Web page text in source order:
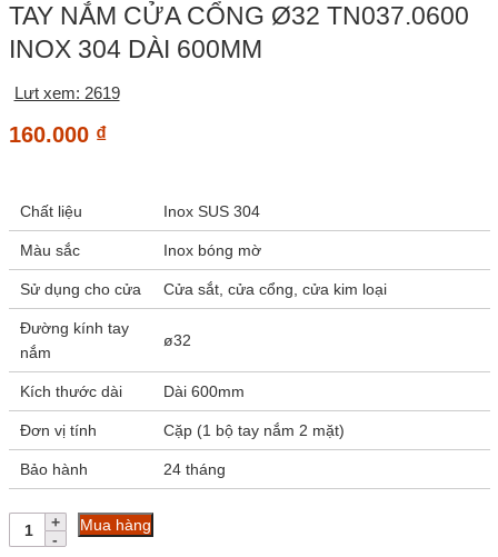
TAY NẮM CỬA CỔNG Ø32 TN037.0600
INOX 304 DÀI 600MM
Lưt xem: 2619
160.000 ₫
Chất liệu Inox SUS 304
Màu sắc Inox bóng mờ
Sử dụng cho cửa Cửa sắt, cửa cổng, cửa kim loại
Đường kính tay
nắm
ø32
Kích thước dài Dài 600mm
Đơn vị tính Cặp (1 bộ tay nắm 2 mặt)
Bảo hành 24 tháng
Tay
nắm
Mua hàng